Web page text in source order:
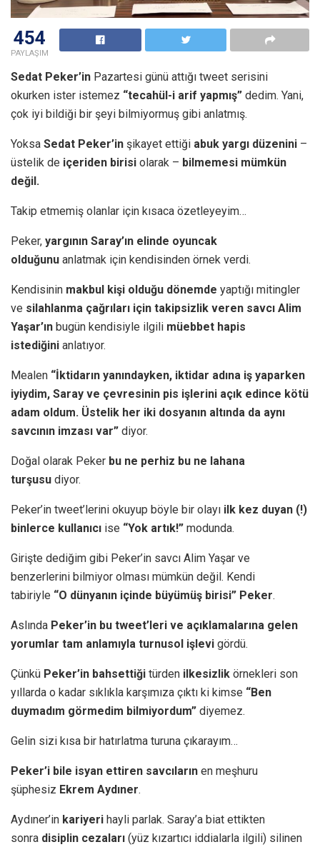
454
PAYLAŞIM
Sedat Peker’in Pazartesi günü attığı tweet serisini
okurken ister istemez “tecahül-i arif yapmış” dedim. Yani,
çok iyi bildiği bir şeyi bilmiyormuş gibi anlatmış.
Yoksa Sedat Peker’in şikayet ettiği abuk yargı düzenini –
üstelik de içeriden birisi olarak – bilmemesi mümkün
değil.
Takip etmemiş olanlar için kısaca özetleyeyim…
Peker, yargının Saray’ın elinde oyuncak
olduğunu anlatmak için kendisinden örnek verdi.
Kendisinin makbul kişi olduğu dönemde yaptığı mitingler
ve silahlanma çağrıları için takipsizlik veren savcı Alim
Yaşar’ın bugün kendisiyle ilgili müebbet hapis
istediğini anlatıyor.
Mealen “İktidarın yanındayken, iktidar adına iş yaparken
iyiydim, Saray ve çevresinin pis işlerini açık edince kötü
adam oldum. Üstelik her iki dosyanın altında da aynı
savcının imzası var” diyor.
Doğal olarak Peker bu ne perhiz bu ne lahana
turşusu diyor.
Peker’in tweet’lerini okuyup böyle bir olayı ilk kez duyan (!)
binlerce kullanıcı ise “Yok artık!” modunda.
Girişte dediğim gibi Peker’in savcı Alim Yaşar ve
benzerlerini bilmiyor olması mümkün değil. Kendi
tabiriyle “O dünyanın içinde büyümüş birisi” Peker.
Aslında Peker’in bu tweet’leri ve açıklamalarına gelen
yorumlar tam anlamıyla turnusol işlevi gördü.
Çünkü Peker’in bahsettiği türden ilkesizlik örnekleri son
yıllarda o kadar sıklıkla karşımıza çıktı ki kimse “Ben
duymadım görmedim bilmiyordum” diyemez.
Gelin sizi kısa bir hatırlatma turuna çıkarayım…
Peker’i bile isyan ettiren savcıların en meşhuru
şüphesiz Ekrem Aydıner.
Aydıner’in kariyeri hayli parlak. Saray’a biat ettikten
sonra disiplin cezaları (yüz kızartıcı iddialarla ilgili) silinen